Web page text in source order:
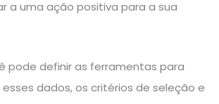
a uma ação positiva para a sua
pode definir as ferramentas para
dados, os critérios de seleção e